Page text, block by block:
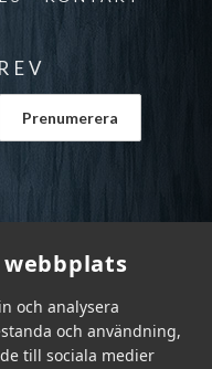
webbplats
och analysera
och användning,
till sociala medier